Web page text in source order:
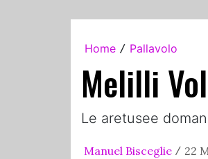
Home / Pallavolo
Melilli
Le aretusee
Manuel Bisceglie / 22